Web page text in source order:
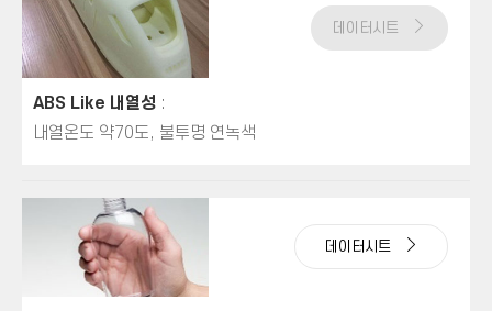
데이터시트
ABS Like 내열성 :
내열온도 약70도, 불투명 연녹색
데이터시트